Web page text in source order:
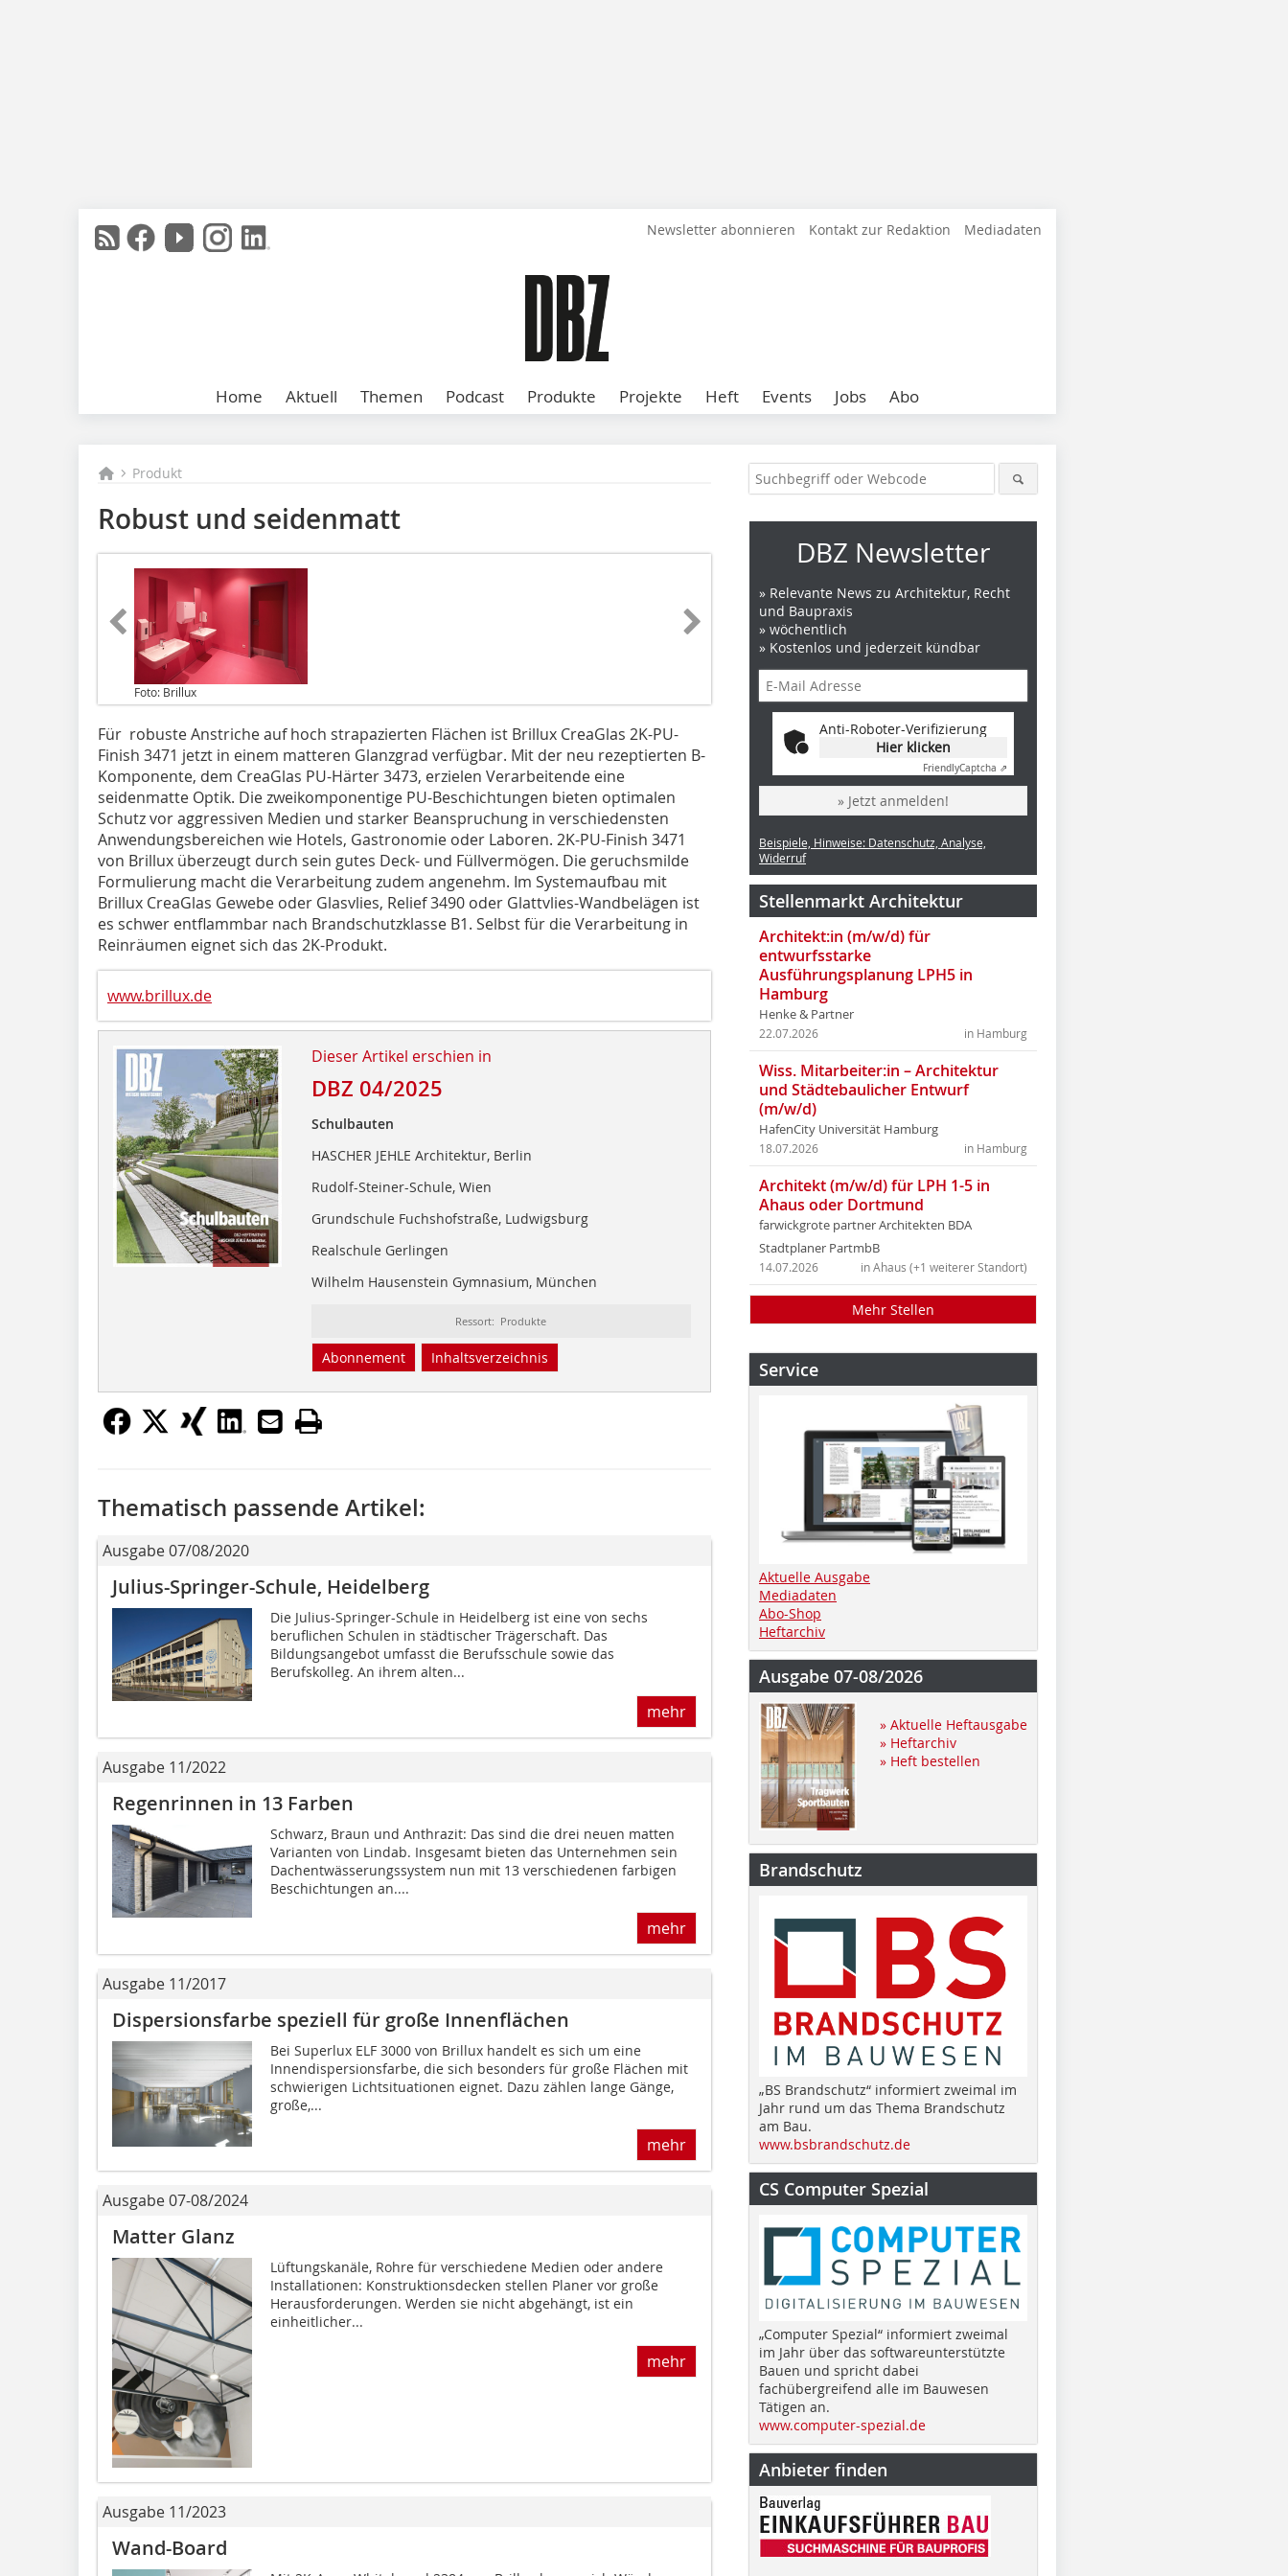
Newsletter abonnieren Kontakt zur Redaktion Mediadaten
Home Aktuell Themen Podcast Produkte Projekte Heft Events Jobs Abo
Produkt
Robust und seidenmatt
Foto: Brillux
Für robuste Anstriche auf hoch strapazierten Flächen ist Brillux CreaGlas 2K-PU-
Finish 3471 jetzt in einem matteren Glanzgrad verfügbar. Mit der neu rezeptierten B-
Komponente, dem CreaGlas PU-Härter 3473, erzielen Verarbeitende eine
seidenmatte Optik. Die zweikomponentige PU-Beschichtungen bieten optimalen
Schutz vor aggressiven Medien und starker Beanspruchung in verschiedensten
Anwendungsbereichen wie Hotels, Gastronomie oder Laboren. 2K-PU-Finish 3471
von Brillux überzeugt durch sein gutes Deck- und Füllvermögen. Die geruchsmilde
Formulierung macht die Verarbeitung zudem angenehm. Im Systemaufbau mit
Brillux CreaGlas Gewebe oder Glasvlies, Relief 3490 oder Glattvlies-Wandbelägen ist
es schwer entflammbar nach Brandschutzklasse B1. Selbst für die Verarbeitung in
Reinräumen eignet sich das 2K-Produkt.
www.brillux.de
Dieser Artikel erschien in
DBZ 04/2025
Schulbauten
HASCHER JEHLE Architektur, Berlin
Rudolf-Steiner-Schule, Wien
Grundschule Fuchshofstraße, Ludwigsburg
Realschule Gerlingen
Wilhelm Hausenstein Gymnasium, München
Ressort: Produkte
Abonnement Inhaltsverzeichnis
Thematisch passende Artikel:
Ausgabe 07/08/2020
Julius-Springer-Schule, Heidelberg
Die Julius-Springer-Schule in Heidelberg ist eine von sechs
beruflichen Schulen in städtischer Trägerschaft. Das
Bildungsangebot umfasst die Berufsschule sowie das
Berufskolleg. An ihrem alten...
mehr
Ausgabe 11/2022
Regenrinnen in 13 Farben
Schwarz, Braun und Anthrazit: Das sind die drei neuen matten
Varianten von Lindab. Insgesamt bieten das Unternehmen sein
Dachentwässerungssystem nun mit 13 verschiedenen farbigen
Beschichtungen an....
mehr
Ausgabe 11/2017
Dispersionsfarbe speziell für große Innenflächen
Bei Superlux ELF 3000 von Brillux handelt es sich um eine
Innendispersionsfarbe, die sich besonders für große Flächen mit
schwierigen Lichtsituationen eignet. Dazu zählen lange Gänge,
große,...
mehr
Ausgabe 07-08/2024
Matter Glanz
Lüftungskanäle, Rohre für verschiedene Medien oder andere
Installationen: Konstruktionsdecken stellen Planer vor große
Herausforderungen. Werden sie nicht abgehängt, ist ein
einheitlicher...
mehr
Ausgabe 11/2023
Wand-Board
DBZ Newsletter
» Relevante News zu Architektur, Recht
und Baupraxis
» wöchentlich
» Kostenlos und jederzeit kündbar
Anti-Roboter-Verifizierung
Hier klicken
FriendlyCaptcha ⇗
» Jetzt anmelden!
Beispiele, Hinweise: Datenschutz, Analyse,
Widerruf
Stellenmarkt Architektur
Architekt:in (m/w/d) für
entwurfsstarke
Ausführungsplanung LPH5 in
Hamburg
Henke & Partner
in Hamburg
22.07.2026
Wiss. Mitarbeiter:in – Architektur
und Städtebaulicher Entwurf
(m/w/d)
HafenCity Universität Hamburg
in Hamburg
18.07.2026
Architekt (m/w/d) für LPH 1-5 in
Ahaus oder Dortmund
farwickgrote partner Architekten BDA
Stadtplaner PartmbB
in Ahaus (+1 weiterer Standort)
14.07.2026
Mehr Stellen
Service
Aktuelle Ausgabe
Mediadaten
Abo-Shop
Heftarchiv
Ausgabe 07-08/2026
» Aktuelle Heftausgabe
» Heftarchiv
» Heft bestellen
Brandschutz
„BS Brandschutz“ informiert zweimal im
Jahr rund um das Thema Brandschutz
am Bau.
www.bsbrandschutz.de
CS Computer Spezial
„Computer Spezial“ informiert zweimal
im Jahr über das softwareunterstützte
Bauen und spricht dabei
fachübergreifend alle im Bauwesen
Tätigen an.
www.computer-spezial.de
Anbieter finden